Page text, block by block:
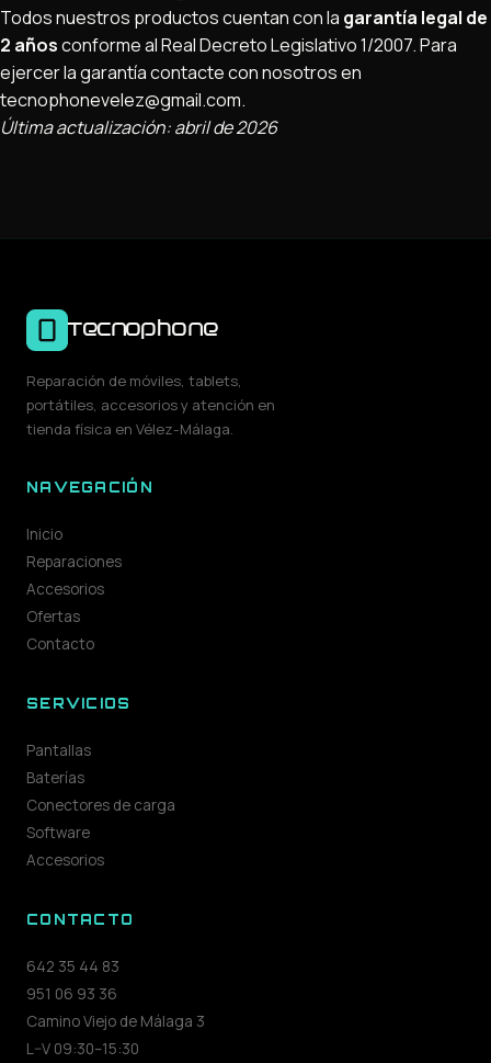
Todos nuestros productos cuentan con la garantía legal de
2 añosconforme al Real Decreto Legislativo 1/2007. Para
ejercer la garantía contacte con nosotros en
tecnophonevelez@gmail.com.
Última actualización: abril de 2026
Tecnophone
Reparación de móviles, tablets,
portátiles, accesorios y atención en
tienda física en Vélez-Málaga.
NAVEGACIÓN
Inicio
Reparaciones
Accesorios
Ofertas
Contacto
SERVICIOS
Pantallas
Baterías
Conectores de carga
Software
Accesorios
CONTACTO
642 35 44 83
951 06 93 36
Camino Viejo de Málaga 3
L–V 09:30–15:30